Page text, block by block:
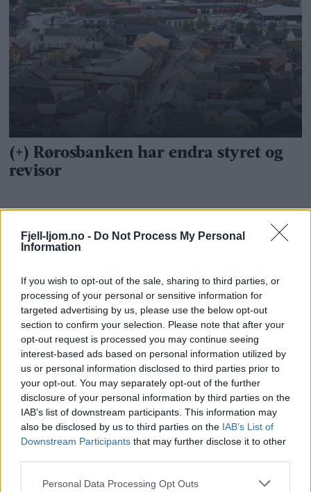
Fjell-ljom.no - Do Not Process My Personal
Information
If you wish to opt-out of the sale, sharing to third parties, or
processing of your personal or sensitive information for
targeted advertising by us, please use the below opt-out
section to confirm your selection. Please note that after your
opt-out request is processed you may continue seeing
interest-based ads based on personal information utilized by
us or personal information disclosed to third parties prior to
your opt-out. You may separately opt-out of the further
disclosure of your personal information by third parties on the
IAB’s list of downstream participants. This information may
also be disclosed by us to third parties on the IAB’s List of
Downstream Participants that may further disclose it to other
Personal Data Processing Opt Outs